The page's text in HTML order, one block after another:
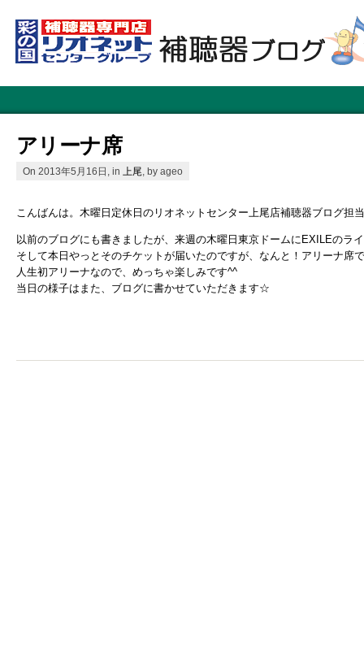
アリーナ席
On 2013年5月16日, in 上尾 , by ageo
こんばんは。木曜日定休日のリオネットセンター上尾店補聴器ブログ担
以前のブログにも書きましたが、来週の木曜日東京ドームにEXILEのラ
そして本日やっとそのチケットが届いたのですが、なんと！アリーナ席
人生初アリーナなので、めっちゃ楽しみです^^
当日の様子はまた、ブログに書かせていただきます☆